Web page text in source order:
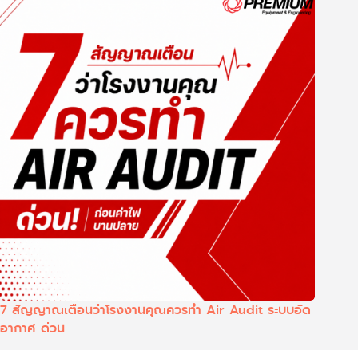
7 สัญญาณเตือนว่าโรงงานคุณควรทำ Air Audit ระบบอัด
อากาศ ด่วน